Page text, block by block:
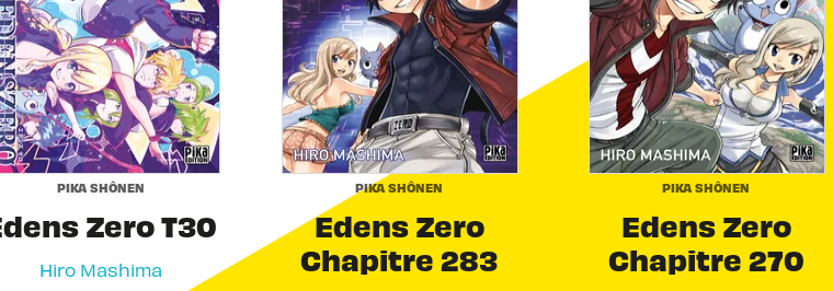
PIKA SHÔNEN
Zero T30
Hiro Mashima
PIKA SHÔNEN
Edens Zero
Chapitre 283
PIKA SHÔNEN
Edens Zero
Chapitre 270